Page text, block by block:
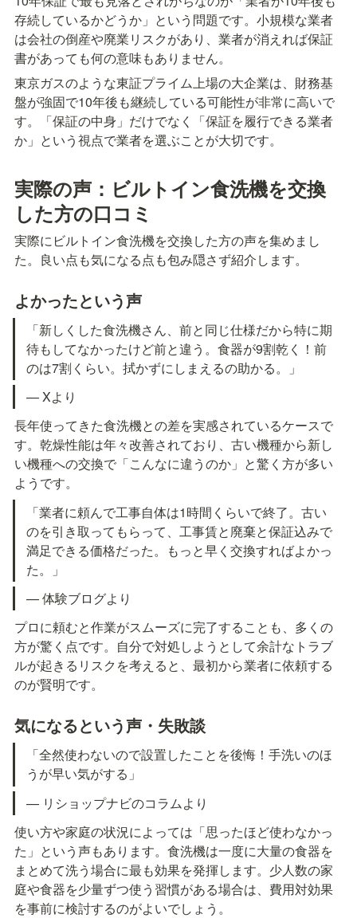
存続しているかどうか」という問題です。小規模な業者
は会社の倒産や廃業リスクがあり、業者が消えれば保証
書があっても何の意味もありません。
東京ガスのような東証プライム上場の大企業は、財務基
盤が強固で10年後も継続している可能性が非常に高いで
す。「保証の中身」だけでなく「保証を履行できる業者
か」という視点で業者を選ぶことが大切です。
実際の声：ビルトイン食洗機を交換
した方の口コミ
実際にビルトイン食洗機を交換した方の声を集めまし
た。良い点も気になる点も包み隠さず紹介します。
よかったという声
「新しくした食洗機さん、前と同じ仕様だから特に期
待もしてなかったけど前と違う。食器が9割乾く！前
のは7割くらい。拭かずにしまえるの助かる。」
— Xより
長年使ってきた食洗機との差を実感されているケースで
す。乾燥性能は年々改善されており、古い機種から新し
い機種への交換で「こんなに違うのか」と驚く方が多い
ようです。
「業者に頼んで工事自体は1時間くらいで終了。古い
のを引き取ってもらって、工事賃と廃棄と保証込みで
満足できる価格だった。もっと早く交換すればよかっ
た。」
— 体験ブログより
プロに頼むと作業がスムーズに完了することも、多くの
方が驚く点です。自分で対処しようとして余計なトラブ
ルが起きるリスクを考えると、最初から業者に依頼する
のが賢明です。
気になるという声・失敗談
「全然使わないので設置したことを後悔！手洗いのほ
うが早い気がする」
— リショップナビのコラムより
使い方や家庭の状況によっては「思ったほど使わなかっ
た」という声もあります。食洗機は一度に大量の食器を
まとめて洗う場合に最も効果を発揮します。少人数の家
庭や食器を少量ずつ使う習慣がある場合は、費用対効果
を事前に検討するのがよいでしょう。